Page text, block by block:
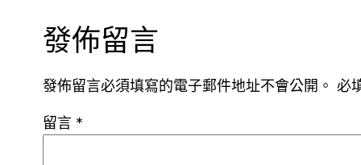
發佈留言
發佈留言必須填寫的電子郵件地址不會公開。 必
留言 *